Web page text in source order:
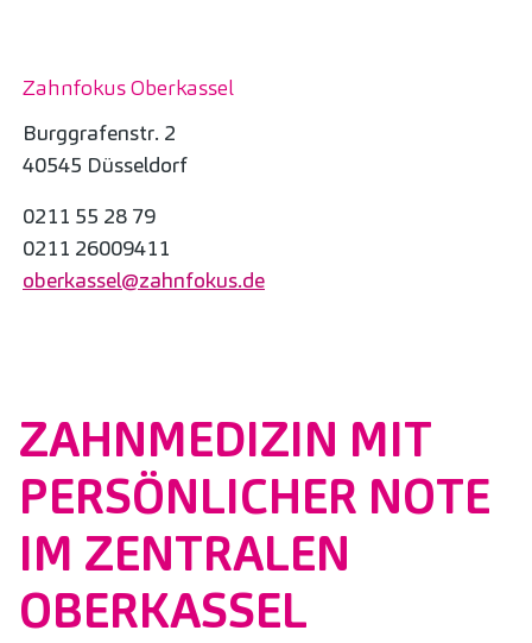
Zahnfokus Oberkassel
Burggrafenstr. 2
40545 Düsseldorf
0211 55 28 79
0211 26009411
oberkassel@zahnfokus.de
ZAHNMEDIZIN MIT
PERSÖNLICHER NOTE
IM ZENTRALEN
OBERKASSEL